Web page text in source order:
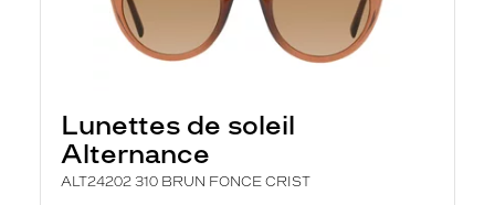
Lunettes de soleil
Alternance
ALT24202 310 BRUN FONCE CRIST